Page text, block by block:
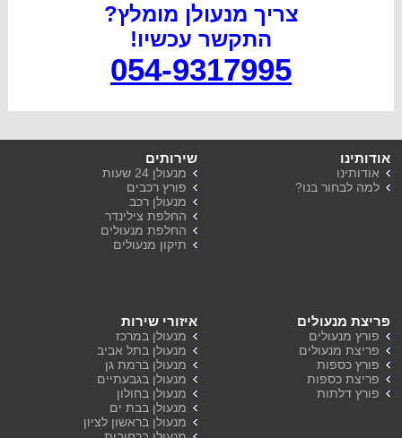
צריך מנעולן מומלץ?
התקשר עכשיו!
054-9317995
אודותינו
אודותינו
למה לבחור בנו?
שירותים
מנעולן 24 שעות
פורץ רכבים
מנעולן רכב
החלפת צילינדר
החלפת מנעולים
תיקון מנעולים
פריצת מנעולים
פורץ מנעולים
פריצת מנעולים
פורץ כספות
פריצת כספות
פורץ דלתות
איזורי שירות
מנעולן במרכז
מנעולן בתל אביב
מנעולן ברמת גן
מנעולן בגבעתיים
מנעולן בחולון
מנעולן בבת ים
מנעולן בראשון לציון